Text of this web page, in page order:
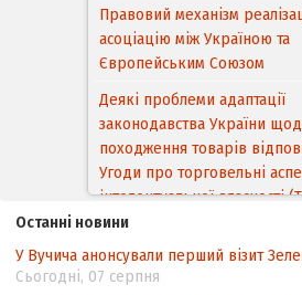
Правовий механізм
асоціацію між Україною та
Європейським Cоюзом
Деякі проблеми адаптації
законодавства України
походження товарів
Угоди про торговельні
інтелектуальної власності
контексті євроінтеграції
Аналіз виборчого
невизначеності механізму
Останні новини
У Вучича анонсували перший візит
Сьогодні, 07 серпня